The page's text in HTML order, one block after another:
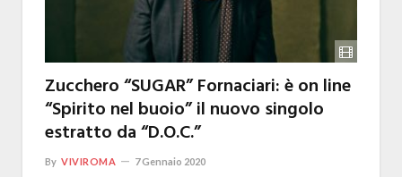
Zucchero “SUGAR” Fornaciari: è on line
“Spirito nel buoio” il nuovo singolo
estratto da “D.O.C.”
By VIVIROMA 7 Gennaio 2020